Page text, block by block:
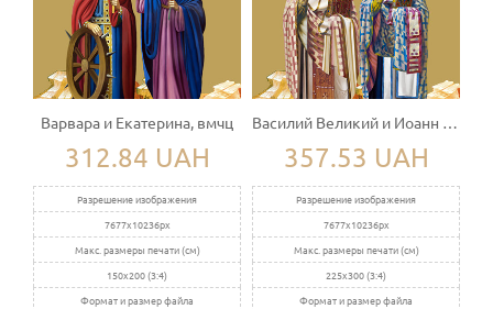
Варвара и Екатерина, вмчц
312.84 UAH
Разрешение изображения
7677x10236px
Макс. размеры печати (см)
150x200 (3:4)
Формат и размер файла
Василий Великий и Иоанн Златоуст
357.53 UAH
Разрешение изображения
7677x10236px
Макс. размеры печати (см)
225x300 (3:4)
Формат и размер файла